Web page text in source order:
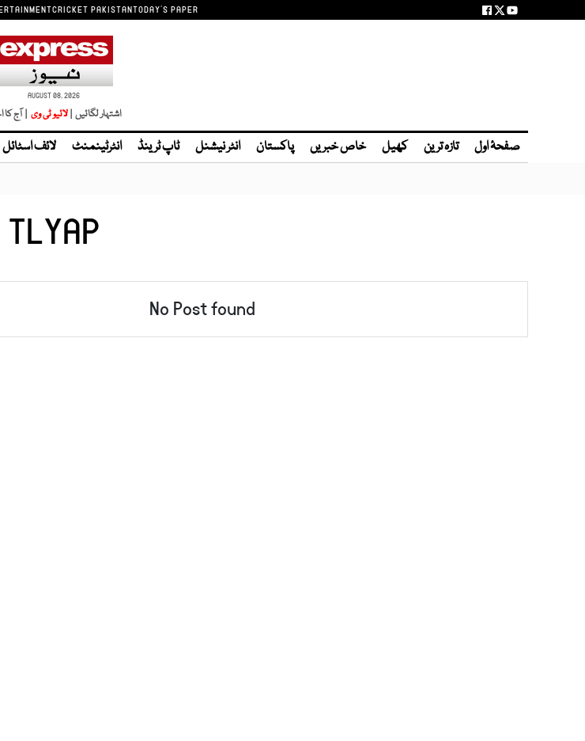
CRICKET PAKISTANTODAY'S PAPER
AUGUST 08, 2026
اشتہار لگائیں | | آج کا
صفحۂ اول تازہ ترین کھیل خاص خبریں پاکستان انٹر نیشنل ٹاپ ٹرینڈ انٹرٹینمنٹ لائف اسٹائل
TLYAP
No Post found